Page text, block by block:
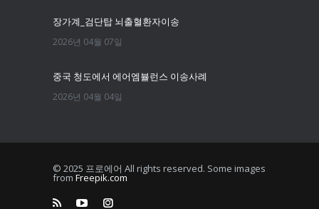
장가계_검단탑 뇌출혈환자이송
2026년 04월 07일
중국 청도에서 에어엠뷸런스 이송사례
2026년 04월 04일
한국에서 뉴욕까지 치매환자 이송
© 2025 프로에어 All rights reserved. Some images
from Freepik.com